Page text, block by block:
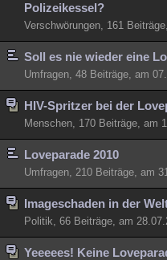
Musik Clash
Übersichten
Besucht Teilgenommen
Polizeikessel?
Verschwörungen, 161
Soll es nie wieder eine
Umfragen, 48 Beiträge, am
HIV-Spritzer bei der
Menschen, 170 Beiträge, am
Loveparade 2010
Umfragen, 210 Beiträge, am
Imageschaden in der
Politik, 66 Beiträge, am
Yeeeees! Keine